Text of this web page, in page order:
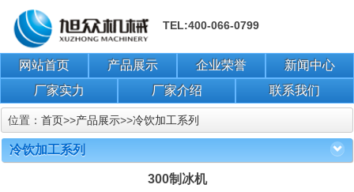
TEL:400-066-0799
网站首页 产品展示 企业荣誉
新闻中心
厂家实力
厂家介绍 联系我们
位置： 首页>>产品展示>>冷饮加工系列
冷饮加工系列
300制冰机